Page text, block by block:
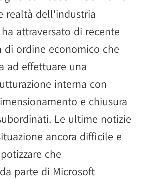
realtà dell'industria
attraversato di recente
di ordine economico che
ad effettuare una
interna con
e chiusura
Le ultime notizie
ancora difficile e
che
parte di Microsoft